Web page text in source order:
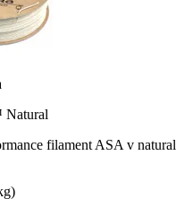
filament ASA v natural